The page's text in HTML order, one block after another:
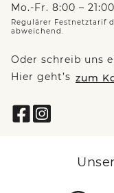
Mo.-Fr. 8:00 –
Regulärer Festnetztarif
abweichend.
Oder schreib uns
Hier geht’s zum